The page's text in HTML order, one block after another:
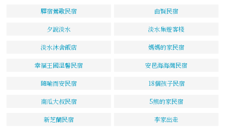
驛宿鶯歌民宿 由賢民宿
夕說淡水 淡水集遊客棧
淡水沐舍飯店 媽媽的家民宿
幸福王國溫馨民宿 安邑海海灣民宿
隨喻而安民宿 18個孩子民宿
南瓜大叔民宿 5熊的家民宿
新芝蘭民宿 李家出走